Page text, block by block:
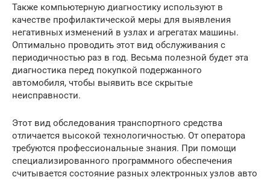
Также компьютерную диагностику используют в
качестве профилактической меры для выявления
негативных изменений в узлах и агрегатах машины.
Оптимально проводить этот вид обслуживания с
периодичностью раз в год. Весьма полезной будет эта
диагностика перед покупкой подержанного
автомобиля, чтобы выявить все скрытые
неисправности.
Этот вид обследования транспортного средства
отличается высокой технологичностью. От оператора
требуются профессиональные знания. При помощи
специализированного программного обеспечения
считывается состояние разных электронных узлов авто